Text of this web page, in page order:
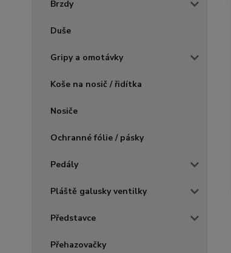
Brzdy
Duše
Gripy a omotávky
Koše na nosič / řidítka
Nosiče
Ochranné fólie / pásky
Pedály
Pláště galusky ventilky
Představce
Přehazovačky